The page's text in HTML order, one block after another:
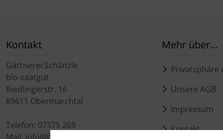
Kontakt
Gärtnerei Schänzle
bio-saatgut
Riedlingerstr. 16
89611 Obermarchtal
Telefon: 07375 269
Mehr über...
Privatsphäre
Unsere AGB
Impressum
Kontakt